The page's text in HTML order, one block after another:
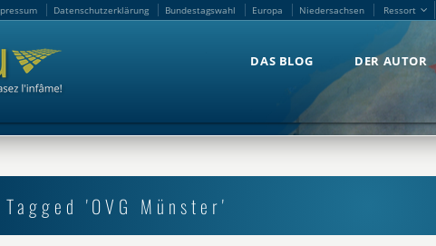
Datenschutzerklärung Bundestagswahl Europa Niedersachsen Ressort
DAS BLOG DER AUTOR
'OVG Münster'
Datenschutzerklärung Bundestagswahl Europa Niedersachsen Ressort
DAS BLOG DER AUTOR